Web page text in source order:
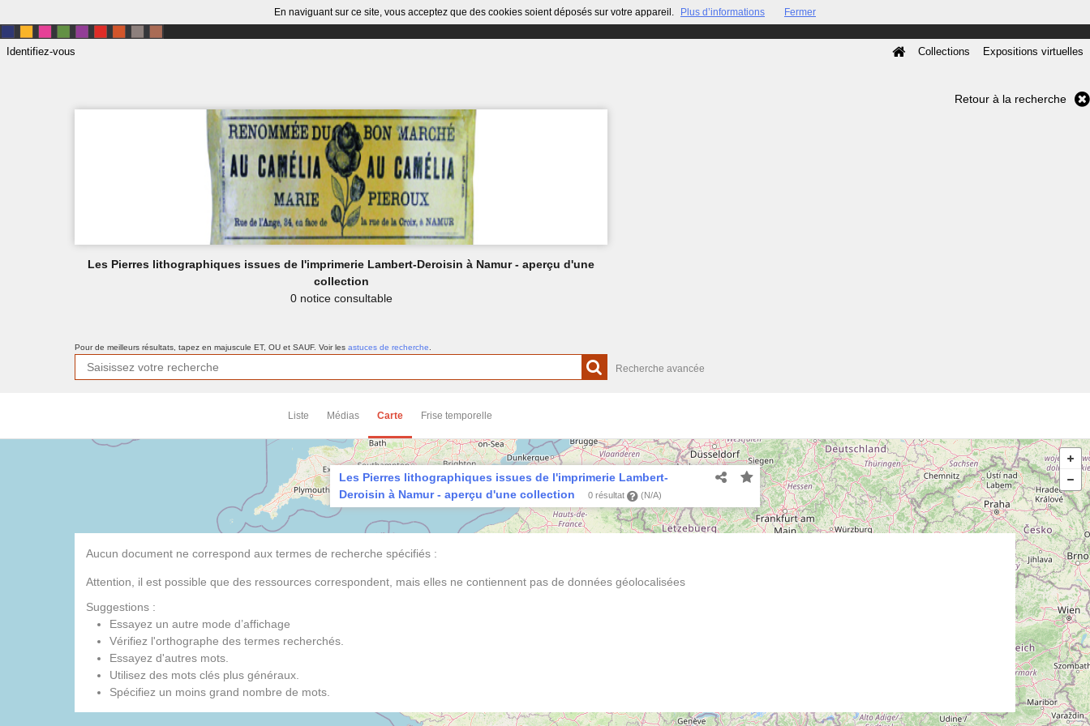
En naviguant sur ce site, vous acceptez que des cookies soient déposés sur votre appareil. Plus d’informations Fermer
Identifiez-vous Collections Expositions virtuelles
Retour à la recherche
Les Pierres lithographiques issues de l'imprimerie Lambert-Deroisin à Namur - aperçu d'une
collection
0 notice consultable
Pour de meilleurs résultats, tapez en majuscule ET, OU et SAUF. Voir les astuces de recherche
Recherche avancée
Liste Médias Carte Frise temporelle
Les Pierres lithographiques issues de l'imprimerie Lambert-
Deroisin à Namur - aperçu d'une collection
0 résultat (N/A)
Aucun document ne correspond aux termes de recherche spécifiés :
Attention, il est possible que des ressources correspondent, mais elles ne contiennent pas de données géolocalisées
Suggestions :
Essayez un autre mode d’affichage
Vérifiez l'orthographe des termes recherchés.
Essayez d'autres mots.
Utilisez des mots clés plus généraux.
Spécifiez un moins grand nombre de mots.